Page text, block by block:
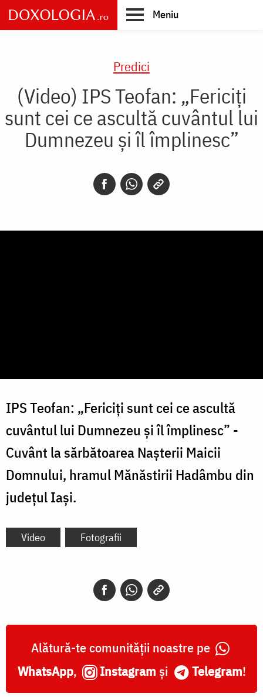
Skip
to
main
Meniu
Predici
(Video) IPS Teofan: „Fericiți
sunt cei ce ascultă cuvântul lui
Dumnezeu și îl împlinesc”
IPS Teofan: „Fericiți sunt cei ce ascultă
cuvântul lui Dumnezeu și îl împlinesc” -
Cuvânt la sărbătoarea Nașterii Maicii
Domnului, hramul Mănăstirii Hadâmbu din
județul Iași.
Video Fotografii
Alătură-te comunității noastre pe
WhatsApp, Instagram și Telegram!